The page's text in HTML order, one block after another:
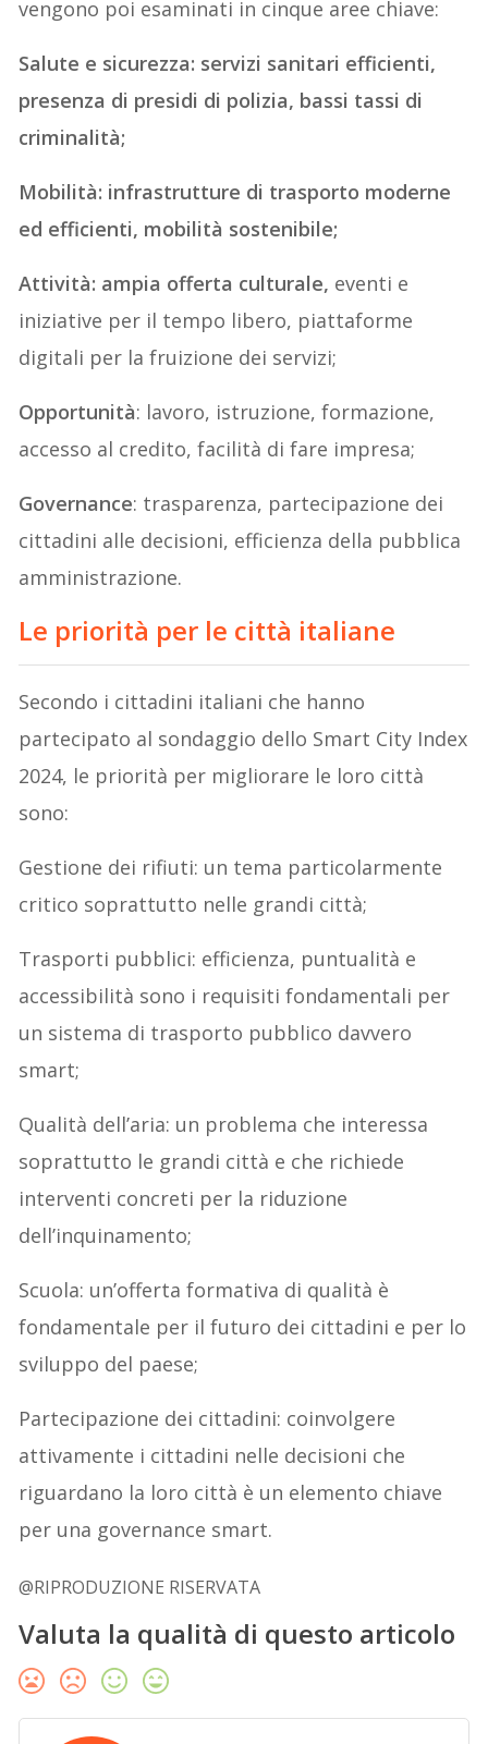
vengono poi esaminati in cinque aree chiave:
Salute e sicurezza: servizi sanitari efficienti,
presenza di presidi di polizia, bassi tassi di
criminalità;
Mobilità: infrastrutture di trasporto moderne
ed efficienti, mobilità sostenibile;
Attività: ampia offerta culturale, eventi e
iniziative per il tempo libero, piattaforme
digitali per la fruizione dei servizi;
Opportunità: lavoro, istruzione, formazione,
accesso al credito, facilità di fare impresa;
Governance: trasparenza, partecipazione dei
cittadini alle decisioni, efficienza della pubblica
amministrazione.
Le priorità per le città italiane
Secondo i cittadini italiani che hanno
partecipato al sondaggio dello Smart City Index
2024, le priorità per migliorare le loro città
sono:
Gestione dei rifiuti: un tema particolarmente
critico soprattutto nelle grandi città;
Trasporti pubblici: efficienza, puntualità e
accessibilità sono i requisiti fondamentali per
un sistema di trasporto pubblico davvero
smart;
Qualità dell’aria: un problema che interessa
soprattutto le grandi città e che richiede
interventi concreti per la riduzione
dell’inquinamento;
Scuola: un’offerta formativa di qualità è
fondamentale per il futuro dei cittadini e per lo
sviluppo del paese;
Partecipazione dei cittadini: coinvolgere
attivamente i cittadini nelle decisioni che
riguardano la loro città è un elemento chiave
per una governance smart.
@RIPRODUZIONE RISERVATA
Valuta la qualità di questo articolo